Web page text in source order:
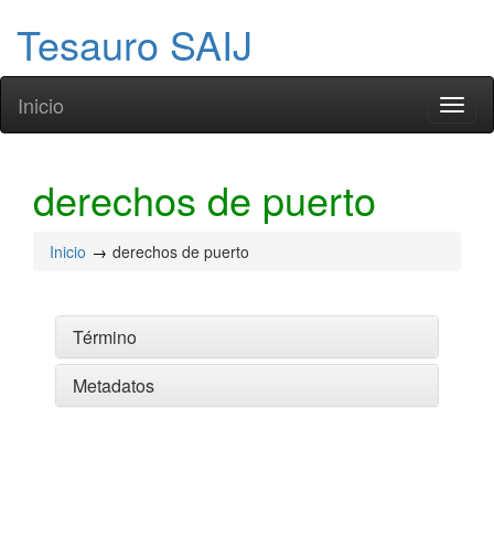
Tesauro SAIJ
Inicio
derechos de puerto
Inicio derechos de puerto
Término
Metadatos